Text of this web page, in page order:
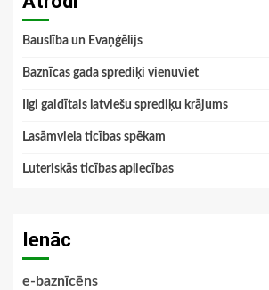
Bauslība un Evaņģēlijs
Baznīcas gada sprediķi vienuviet
Ilgi gaidītais latviešu sprediķu krājums
Lasāmviela ticības spēkam
Luteriskās ticības apliecības
Ienāc
e-baznīcēns